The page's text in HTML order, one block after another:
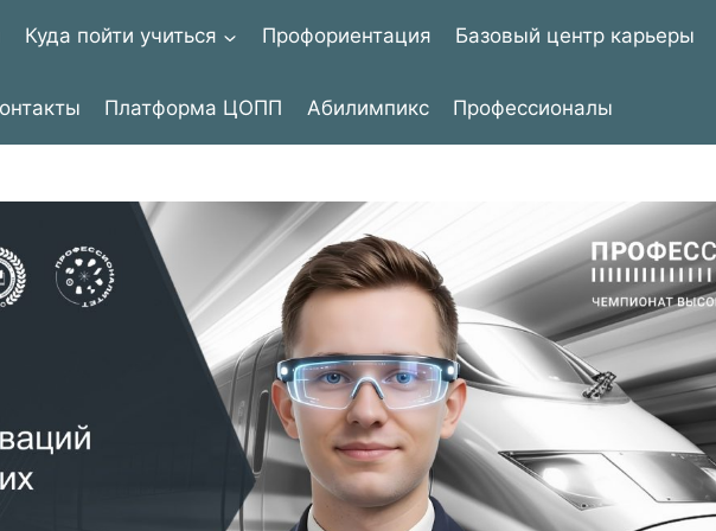
Куда пойти учиться Профориентация Базовый центр карьеры
Платформа ЦОПП Абилимпикс Профессионалы